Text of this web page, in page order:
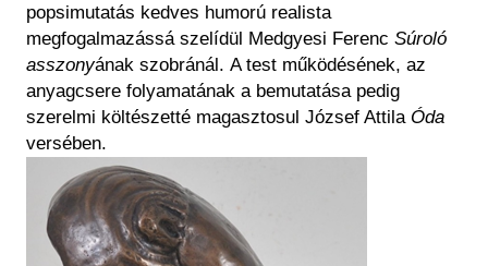
popsimutatás kedves humorú realista
megfogalmazássá szelídül Medgyesi Ferenc Súroló
asszonyának szobránál. A test működésének, az
anyagcsere folyamatának a bemutatása pedig
szerelmi költészetté magasztosul József Attila Óda
versében.